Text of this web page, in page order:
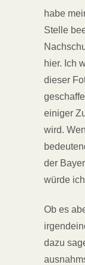
habe
Stelle
hier. Ich
dieser
einiger
wird.
der
würde
Ob es
dazu